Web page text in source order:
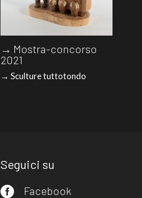
→ Mostra-concorso
2021
→ Sculture tuttotondo
Seguici su
 Facebook